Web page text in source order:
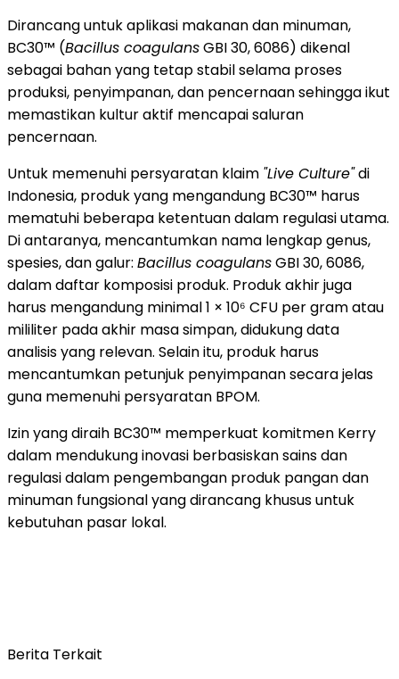
Dirancang untuk aplikasi makanan dan minuman,
BC30™ (Bacillus coagulansGBI 30, 6086) dikenal
sebagai bahan yang tetap stabil selama proses
produksi, penyimpanan, dan pencernaan sehingga ikut
memastikan kultur aktif mencapai saluran
pencernaan.
Untuk memenuhi persyaratan klaim "Live Culture"di
Indonesia, produk yang mengandung BC30™ harus
mematuhi beberapa ketentuan dalam regulasi utama.
Di antaranya, mencantumkan nama lengkap genus,
spesies, dan galur: Bacillus coagulansGBI 30, 6086,
dalam daftar komposisi produk. Produk akhir juga
harus mengandung minimal 1 × 10⁶ CFU per gram atau
mililiter pada akhir masa simpan, didukung data
analisis yang relevan. Selain itu, produk harus
mencantumkan petunjuk penyimpanan secara jelas
guna memenuhi persyaratan BPOM.
Izin yang diraih BC30™ memperkuat komitmen Kerry
dalam mendukung inovasi berbasiskan sains dan
regulasi dalam pengembangan produk pangan dan
minuman fungsional yang dirancang khusus untuk
kebutuhan pasar lokal.
Berita Terkait